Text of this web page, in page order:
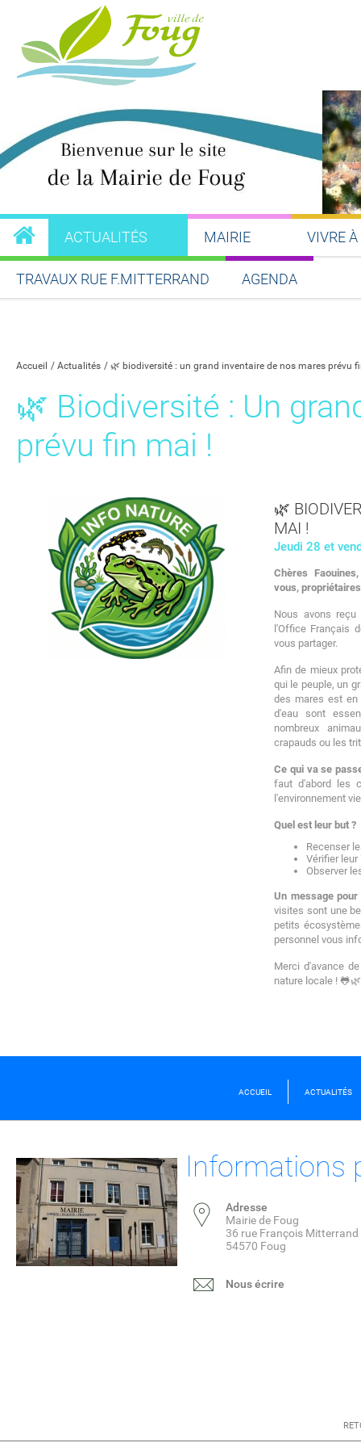
ACTUALITÉS MAIRIE VIVRE
TRAVAUX RUE F.MITTERRAND AGENDA
Accueil Actualités 🌿 biodiversité : un grand inventaire de nos mares prévu
🌿 Biodiversité : Un
prévu fin mai !
🌿
MAI !
Jeudi 28 et
Chères
vous,
Nous avons
l'Office Français
vous partager.
Afin de mieux
qui le peuple, un
des mares est en
d'eau sont
nombreux
crapauds ou les
Ce qui va se
faut d'abord les
l'environnement
Quel est leur but ?
Recenser
Vérifier leur
Observer
Un message
visites sont une
petits
personnel vous
Merci d'avance
nature locale ! 🐸🌿
ACCUEIL ACTUALITÉS
Informations
Adresse
Mairie de Foug
36 rue François Mitterrand
54570 Foug
Nous écrire